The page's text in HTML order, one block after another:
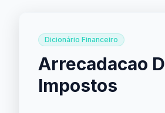
Dicionário Financeiro
Arrecadacao
Impostos